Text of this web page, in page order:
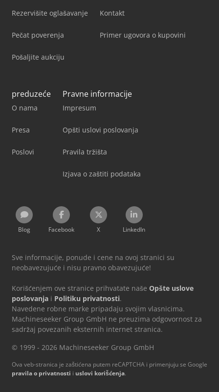
Rezervišite oglašavanje
Pečat poverenja
Pošaljite aukciju
Kontakt
Primer ugovora o kupovini
preduzeće
O nama
Presa
Poslovi
Pravne informacije
Impresum
Opšti uslovi poslovanja
Pravila tržišta
Izjava o zaštiti podataka
Blog Facebook X LinkedIn
Sve informacije, ponude i cene na ovoj stranici su
neobavezujuće i nisu pravno obavezujuće!
Korišćenjem ove stranice prihvatate naše Opšte uslove
poslovanja i Politiku privatnosti.
Navedene robne marke pripadaju svojim vlasnicima.
Machineseeker Group GmbH ne preuzima odgovornost za
sadržaj povezanih eksternih internet stranica.
© 1999 - 2026 Machineseeker Group GmbH
Ova veb-stranica je zaštićena putem reCAPTCHA i primenjuju se Google
pravila o privatnosti i uslovi korišćenja.